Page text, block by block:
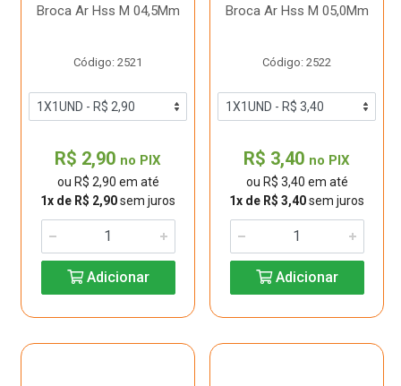
Broca Ar Hss M 04,5Mm
Código: 2521
R$ 2,90 no PIX
ou R$ 2,90 em até
1x de R$ 2,90sem juros
Adicionar
Broca Ar Hss M 05,0Mm
Código: 2522
R$ 3,40 no PIX
ou R$ 3,40 em até
1x de R$ 3,40sem juros
Adicionar